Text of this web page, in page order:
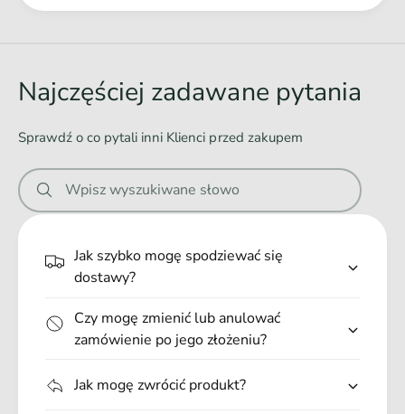
y
g
0
g
w
i
e
Najczęściej zadawane pytania
Sprawdź o co pytali inni Klienci przed zakupem
Wpisz wyszukiwane słowo
Jak szybko mogę spodziewać się
dostawy?
Czy mogę zmienić lub anulować
zamówienie po jego złożeniu?
Jak mogę zwrócić produkt?